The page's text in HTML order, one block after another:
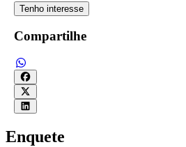
Tenho interesse
Compartilhe
Enquete